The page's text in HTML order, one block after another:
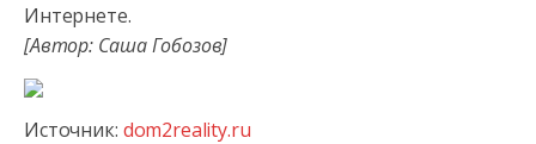
Интернете.
[Автор: Саша Гобозов]
Источник: dom2reality.ru